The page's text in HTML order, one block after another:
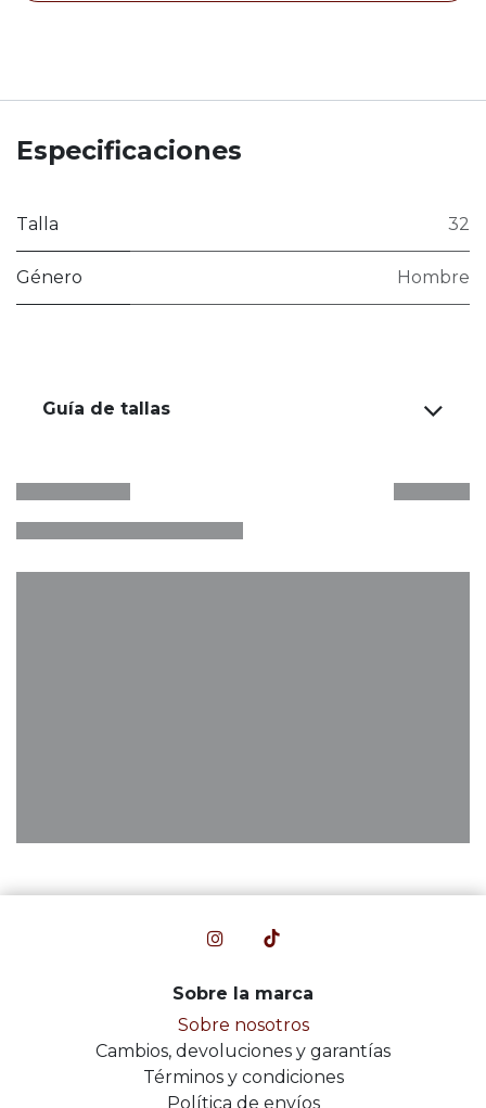
Especificaciones
Talla 32
Género Hombre
Guía de tallas
Sobre la marca
Sobre nosotros
Cambios, devoluciones y garantías
Términos y condiciones
Política de envíos